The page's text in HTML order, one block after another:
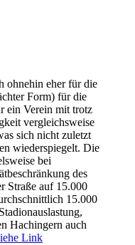
ohnehin eher für die
Form) für die
ein Verein mit trotz
vergleichsweise
sich nicht zuletzt
wiederspiegelt. Die
bei
des
Straße auf 15.000
15.000
Hachingern auch
Link